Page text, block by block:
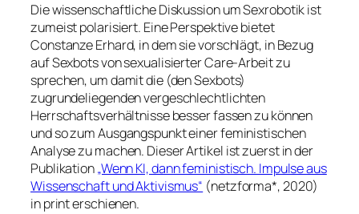
Die wissenschaftliche Diskussion um Sexrobotik ist
zumeist polarisiert. Eine Perspektive bietet
Constanze Erhard, in dem sie vorschlägt, in Bezug
auf Sexbots von sexualisierter Care-Arbeit zu
sprechen, um damit die (den Sexbots)
zugrundeliegenden vergeschlechtlichten
Herrschaftsverhältnisse besser fassen zu können
und so zum Ausgangspunkt einer feministischen
Analyse zu machen. Dieser Artikel ist zuerst in der
Publikation„Wenn KI, dann feministisch. Impulse aus
Wissenschaft und Aktivismus“ (netzforma*, 2020)
in print erschienen.